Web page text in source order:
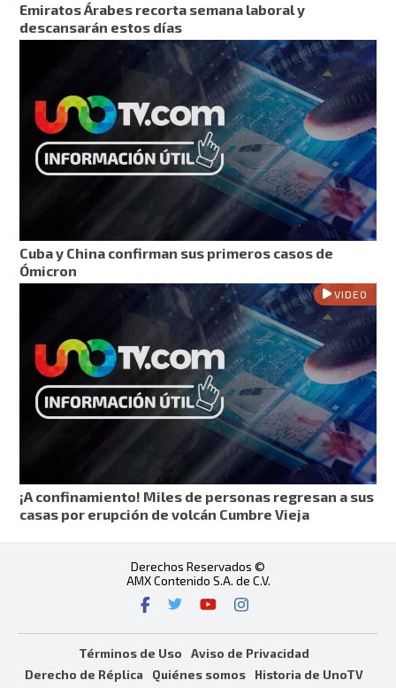
Emiratos Árabes recorta semana laboral y
descansarán estos días
Cuba y China confirman sus primeros casos de
Ómicron
VIDEO
¡A confinamiento! Miles de personas regresan a sus
casas por erupción de volcán Cumbre Vieja
Derechos Reservados ©
AMX Contenido S.A. de C.V.
Términos de Uso
Aviso de Privacidad
Derecho de Réplica
Quiénes somos Historia de UnoTV